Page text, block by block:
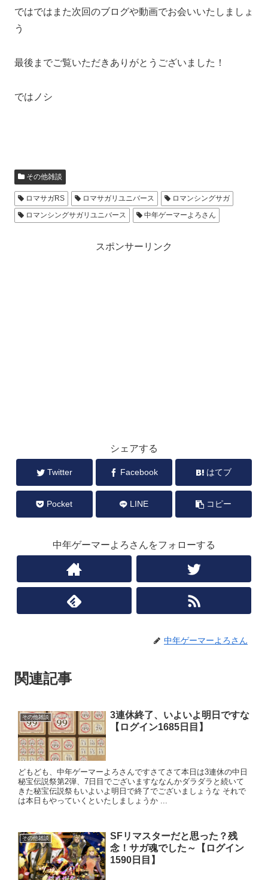
ではではまた次回のブログや動画でお会いいたしましょ
う
最後までご覧いただきありがとうございました！
ではノシ
その他雑談
ロマサガRS ロマサガリユニバース
ロマンシングサガ
ロマンシングサガリユニバース
中年ゲーマーよろさん
スポンサーリンク
シェアする
Twitter Facebook はてブ
Pocket LINE コピー
中年ゲーマーよろさんをフォローする
中年ゲーマーよろさん
関連記事
その他雑談
3連休終了、いよいよ明日ですな
【ログイン1685日目】
どもども、中年ゲーマーよろさんですさてさて本日は3連休の中日
秘宝伝説祭第2弾、7日目でございますななんかダラダラと続いて
きた秘宝伝説祭もいよいよ明日で終了でございましょうな それで
は本日もやっていくといたしましょうか ...
その他雑談
SFリマスターだと思った？残
念！サガ魂でした～【ログイン
1590日目】